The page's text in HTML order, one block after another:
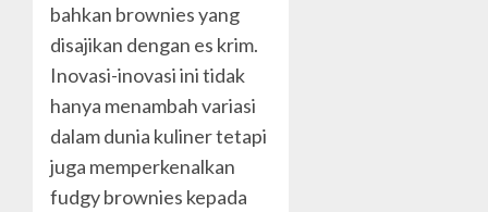
bahkan brownies yang
disajikan dengan es krim.
Inovasi-inovasi ini tidak
hanya menambah variasi
dalam dunia kuliner tetapi
juga memperkenalkan
fudgy brownies kepada